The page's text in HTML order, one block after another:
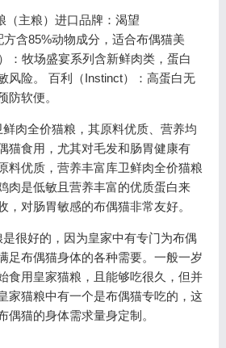
（主粮）进口品牌：渴望
方含85%动物成分，适合布偶猫美
：牧场盛宴系列含新鲜肉类，蛋白
风险。 百利（Instinct）：高蛋白无
防软便。
肉全价猫粮，其原料优质、营养均
猫食用，尤其对毛发和肠胃健康有
料优质，营养丰富库卫鲜肉全价猫粮
肉是低敏且营养丰富的优质蛋白来
，对肠胃敏感的布偶猫非常友好。
很好的，因为皇家中有专门为布偶
足布偶猫身体的各种需要。一般一岁
食用皇家猫粮，且能够吃很久，但并
家猫粮中有一个是布偶猫专吃的，这
偶猫的身体需求量身定制。